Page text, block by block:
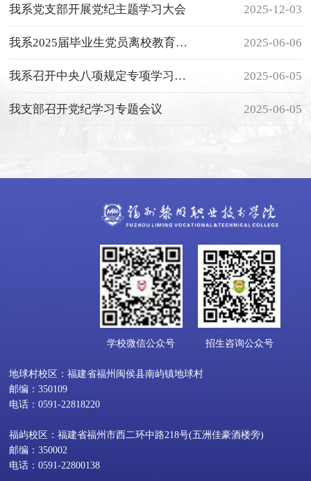
我系党支部开展党纪主题学习大会 2025-12-03
我系2025届毕业生党员离校教育座谈会顺利召开 2025-06-06
我系召开中央八项规定专项学习大会 2025-06-05
我支部召开党纪学习专题会议 2025-06-05
学校微信公众号 招生咨询公众号
地球村校区：福建省福州闽侯县南屿镇地球村
邮编：350109
电话：0591-22818220
福屿校区：福建省福州市西二环中路218号(五洲佳豪酒楼旁)
邮编：350002
电话：0591-22800138